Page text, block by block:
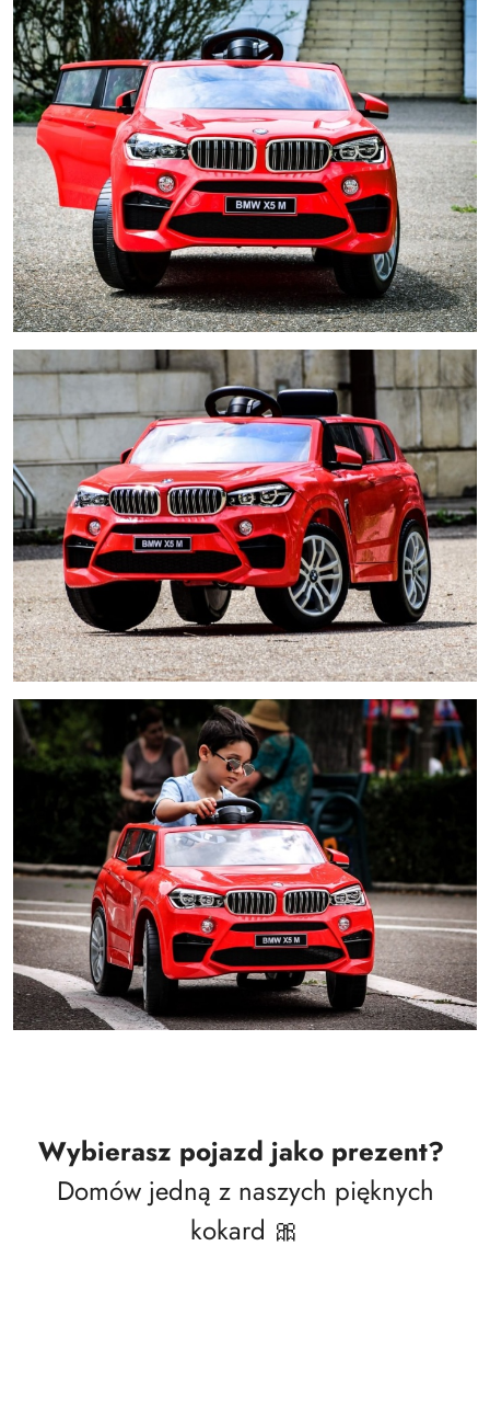
Wybierasz pojazd jako prezent?
Domów jedną z naszych pięknych
kokard 🎀